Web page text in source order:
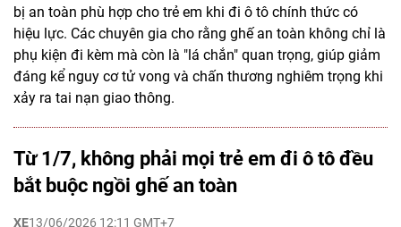
bị an toàn phù hợp cho trẻ em khi đi ô tô chính thức có
hiệu lực. Các chuyên gia cho rằng ghế an toàn không chỉ là
phụ kiện đi kèm mà còn là "lá chắn" quan trọng, giúp giảm
đáng kể nguy cơ tử vong và chấn thương nghiêm trọng khi
xảy ra tai nạn giao thông.
Từ 1/7, không phải mọi trẻ em đi ô tô đều
bắt buộc ngồi ghế an toàn
XE13/06/2026 12:11 GMT+7